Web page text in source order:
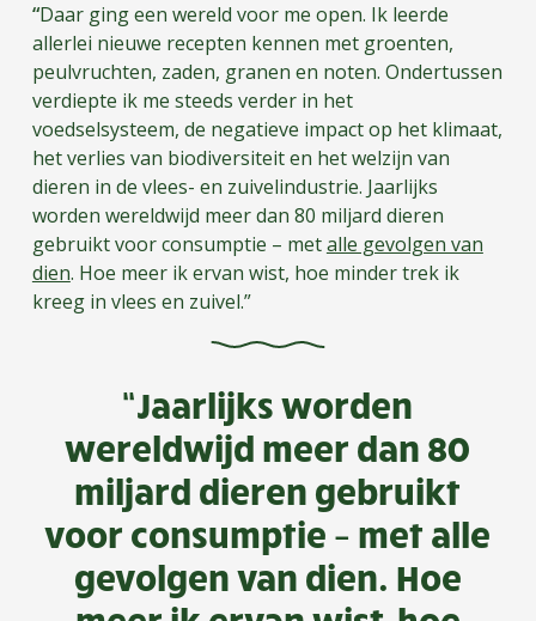
“Daar ging een wereld voor me open. Ik leerde
allerlei nieuwe recepten kennen met groenten,
peulvruchten, zaden, granen en noten. Ondertussen
verdiepte ik me steeds verder in het
voedselsysteem, de negatieve impact op het klimaat,
het verlies van biodiversiteit en het welzijn van
dieren in de vlees- en zuivelindustrie. Jaarlijks
worden wereldwijd meer dan 80 miljard dieren
gebruikt voor consumptie – metalle gevolgen van
dien. Hoe meer ik ervan wist, hoe minder trek ik
kreeg in vlees en zuivel.”
“Jaarlijks worden
wereldwijd meer dan 80
miljard dieren gebruikt
voor consumptie – met alle
gevolgen van dien. Hoe